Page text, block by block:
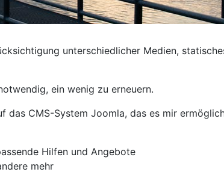
unterschiedlicher Medien,
ein wenig zu erneuern.
CMS-System Joomla, das es mir
Hilfen und Angebote
mehr